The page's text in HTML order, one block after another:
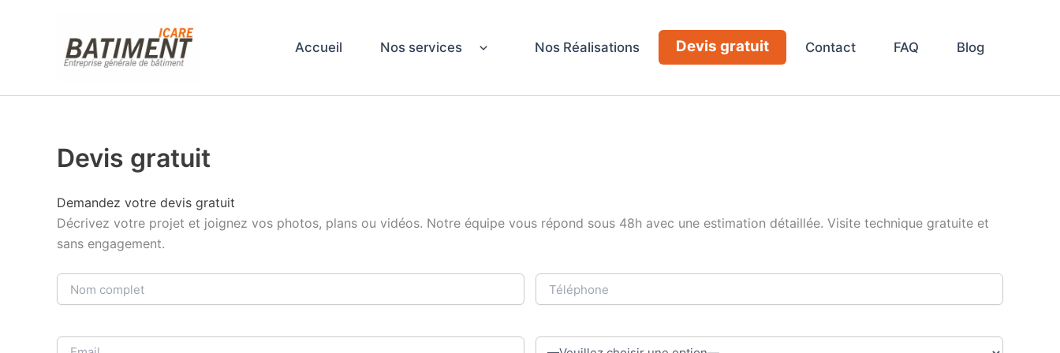
Accueil Nos services Nos Réalisations Devis gratuit Contact FAQ Blog
Devis gratuit
Demandez votre devis gratuit
Décrivez votre projet et joignez vos photos, plans ou vidéos. Notre équipe vous répond sous 48h avec une estimation détaillée. Visite technique gratuite et
sans engagement.